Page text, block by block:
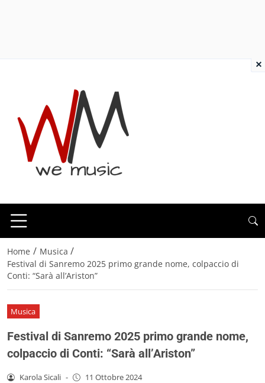
Home / Musica /
Festival di Sanremo 2025 primo grande nome, colpaccio di
Conti: “Sarà all’Ariston”
Musica
Festival di Sanremo 2025 primo grande nome,
colpaccio di Conti: “Sarà all’Ariston”
Karola Sicali - 11 Ottobre 2024
×